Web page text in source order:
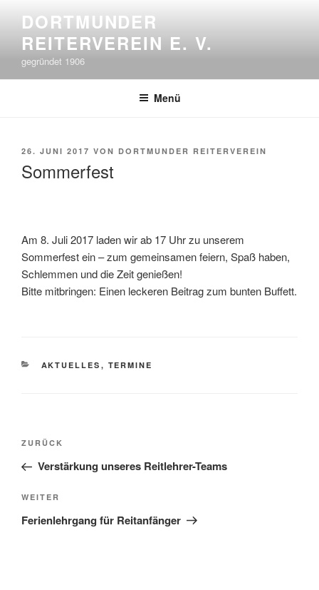
springen
DORTMUNDER
REITERVEREIN E. V.
gegründet 1906
Menü
VERÖFFENTLICHT
26. JUNI 2017 VON DORTMUNDER REITERVEREIN
Sommerfest
Am 8. Juli 2017 laden wir ab 17 Uhr zu unserem
Sommerfest ein – zum gemeinsamen feiern, Spaß haben,
Schlemmen und die Zeit genießen!
Bitte mitbringen: Einen leckeren Beitrag zum bunten Buffett.
KATEGORIEN
AKTUELLES , TERMINE
Beitragsnavigation
Vorheriger
Beitrag
ZURÜCK
Verstärkung unseres Reitlehrer-Teams
Nächster
Beitrag
WEITER
Ferienlehrgang für Reitanfänger